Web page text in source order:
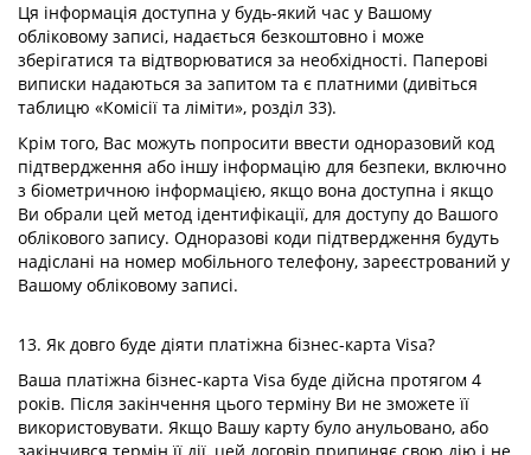
Ця інформація доступна у будь-який час у Вашому
обліковому записі, надається безкоштовно і може
зберігатися та відтворюватися за необхідності. Паперові
виписки надаються за запитом та є платними (дивіться
таблицю «Комісії та ліміти», розділ 33).
Крім того, Вас можуть попросити ввести одноразовий код
підтвердження або іншу інформацію для безпеки, включно
з біометричною інформацією, якщо вона доступна і якщо
Ви обрали цей метод ідентифікації, для доступу до Вашого
облікового запису. Одноразові коди підтвердження будуть
надіслані на номер мобільного телефону, зареєстрований у
Вашому обліковому записі.
13. Як довго буде діяти платіжна бізнес-карта Visa?
Ваша платіжна бізнес-карта Visa буде дійсна протягом 4
років. Після закінчення цього терміну Ви не зможете її
використовувати. Якщо Вашу карту було анульовано, або